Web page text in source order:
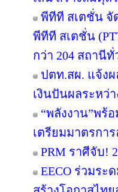
พีทีที สเตชั่น จั
พีทีที สเตชั่น
กว่า 204 สถานีทั่
ปตท.สผ. แจ้ง
เงินปันผลระหว่
“พลังงาน”พร้
เตรียมมาตรกา
PRM ราศีจับ!
EECO ร่วมร